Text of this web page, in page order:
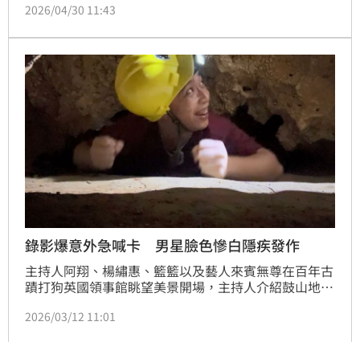
就成為焦點，在戴頭套猜人環節中，江宏傑一見其身形
曉讓全場爆笑。當無尊確定回歸藍隊後，錢薇娟更是當
場「開罵」：「你怎麼還敢來啊！」蔡維歆
2026/04/30 11:43
錄影爆意外急喊卡 男星臉色慘白隱疾發作
主持人阿翔、楊繡惠、籃籃以及藝人來賓無尊在百年古
蹟打狗英國領事館眺望美景開場，主持人介紹鼓山地區
帶大家去神秘的地底異世界！職人說還有個異世界秘境
2026/03/12 11:01